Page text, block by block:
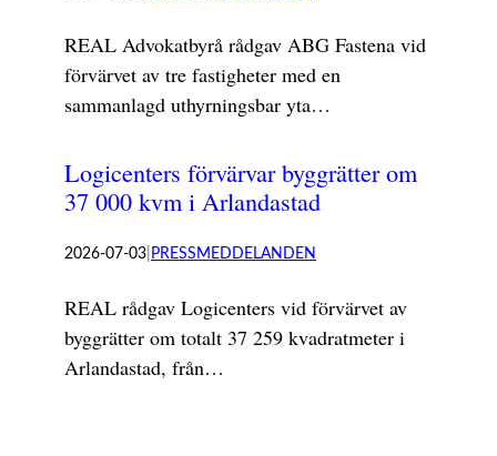
REAL Advokatbyrå rådgav ABG Fastena vid
förvärvet av tre fastigheter med en
sammanlagd uthyrningsbar yta…
Logicenters förvärvar byggrätter om
37 000 kvm i Arlandastad
2026-07-03 PRESSMEDDELANDEN
REAL rådgav Logicenters vid förvärvet av
byggrätter om totalt 37 259 kvadratmeter i
Arlandastad, från…